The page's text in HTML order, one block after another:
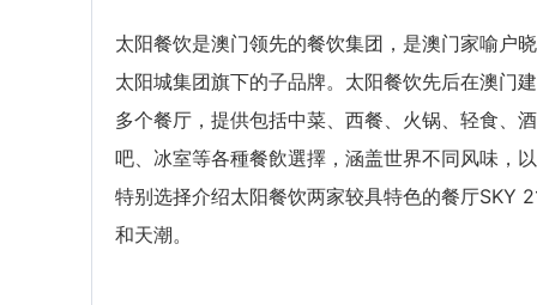
太阳餐饮是澳门领先的餐饮集团，是澳门家喻户
太阳城集团旗下的子品牌。太阳餐饮先后在澳门
多个餐厅，提供包括中菜、西餐、火锅、轻食、酒
吧、冰室等各種餐飲選擇，涵盖世界不同风味，
特别选择介绍太阳餐饮两家较具特色的餐厅SKY
和天潮。